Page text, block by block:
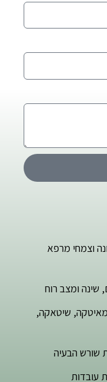
וצמחי מרפא
שינה ומצב רוח
שיטאקה,
שורש הבעיה
עובדות